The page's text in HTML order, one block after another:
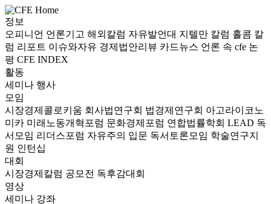
정보
오피니언 언론기고 해외칼럼 자유발언대 지텔만 칼럼 홀콤 칼
럼 리포트 이슈와자유 경제법안리뷰 카드뉴스 언론 속 cfe 논
평 CFE INDEX
활동
세미나 행사
모임
시장경제콜로키움 회사법연구회 법경제연구회 아고라이코노
미카 미래노동개혁포럼 문화경제포럼 연합법률학회 LEAD 독
서모임 리더스포럼 자유주의 입문 독서토론모임 학술연구지
원 인턴십
대회
시장경제칼럼 공모전 독후감대회
영상
세미나 강좌